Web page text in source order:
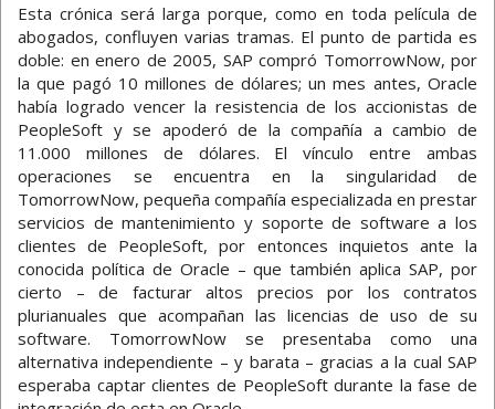
Esta crónica será larga porque, como en toda película de
abogados, confluyen varias tramas. El punto de partida es
doble: en enero de 2005, SAP compró TomorrowNow, por
la que pagó 10 millones de dólares; un mes antes, Oracle
había logrado vencer la resistencia de los accionistas de
PeopleSoft y se apoderó de la compañía a cambio de
11.000 millones de dólares. El vínculo entre ambas
operaciones se encuentra en la singularidad de
TomorrowNow, pequeña compañía especializada en prestar
servicios de mantenimiento y soporte de software a los
clientes de PeopleSoft, por entonces inquietos ante la
conocida política de Oracle – que también aplica SAP, por
cierto – de facturar altos precios por los contratos
plurianuales que acompañan las licencias de uso de su
software. TomorrowNow se presentaba como una
alternativa independiente – y barata – gracias a la cual SAP
esperaba captar clientes de PeopleSoft durante la fase de